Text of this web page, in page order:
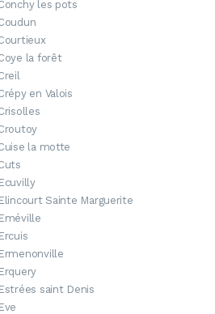
les pots
la forêt
en Valois
la motte
Sainte Marguerite
saint Denis